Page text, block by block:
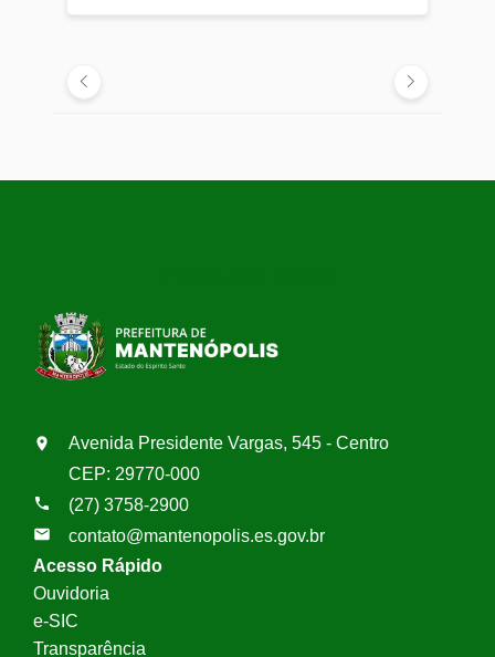
Avenida Presidente Vargas, 545 - Centro
CEP: 29770-000
(27) 3758-2900
contato@mantenopolis.es.gov.br
Acesso Rápido
Ouvidoria
e-SIC
Transparência